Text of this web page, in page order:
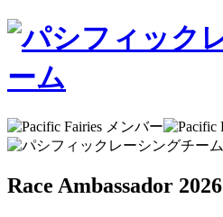
Race Ambassador 2026